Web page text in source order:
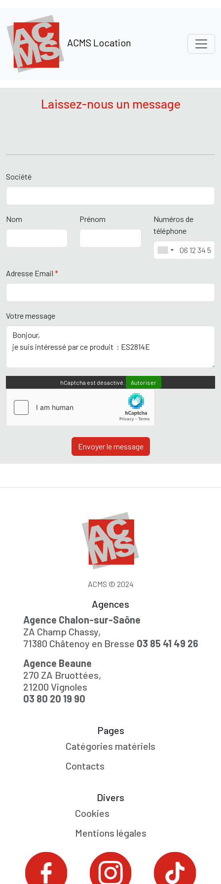
ACMS Location
Laissez-nous un message
Société
Nom Prénom
Numéros de
téléphone
Adresse Email *
Votre message
hCaptcha est désactivé. Autoriser
Envoyer le message
ACMS © 2024
Agences
Agence Chalon-sur-Saône
ZA Champ Chassy,
71380 Châtenoy en Bresse 03 85 41 49 26
Agence Beaune
270 ZA Bruottées,
21200 Vignoles
03 80 20 19 90
Pages
Catégories matériels
Contacts
Divers
Cookies
Mentions légales